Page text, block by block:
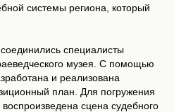
системы региона, который
специалисты
музея. С помощью
и реализована
план. Для погружения
сцена судебного